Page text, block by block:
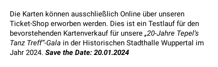
Die Karten können ausschließlich Online über unseren
Ticket-Shop erworben werden. Dies ist ein Testlauf für den
bevorstehenden Kartenverkauf für unsere „20-Jahre Tepel’s
Tanz Treff“-Gala in der Historischen Stadthalle Wuppertal im
Jahr 2024. Save the Date: 20.01.2024